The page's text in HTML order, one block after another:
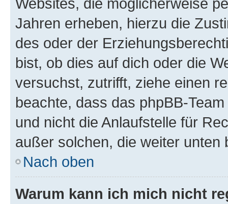
Jahren erheben, hierzu die
des oder der
bist, ob dies auf dich oder die
versuchst, zutrifft, ziehe einen
beachte, dass das phpBB-
und nicht die Anlaufstelle für
außer solchen, die weiter unten
Nach oben
Warum kann ich mich nicht